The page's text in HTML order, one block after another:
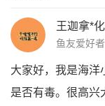
王迦拿*
鱼友爱好
大家好，我是海洋
是否有毒。很高兴